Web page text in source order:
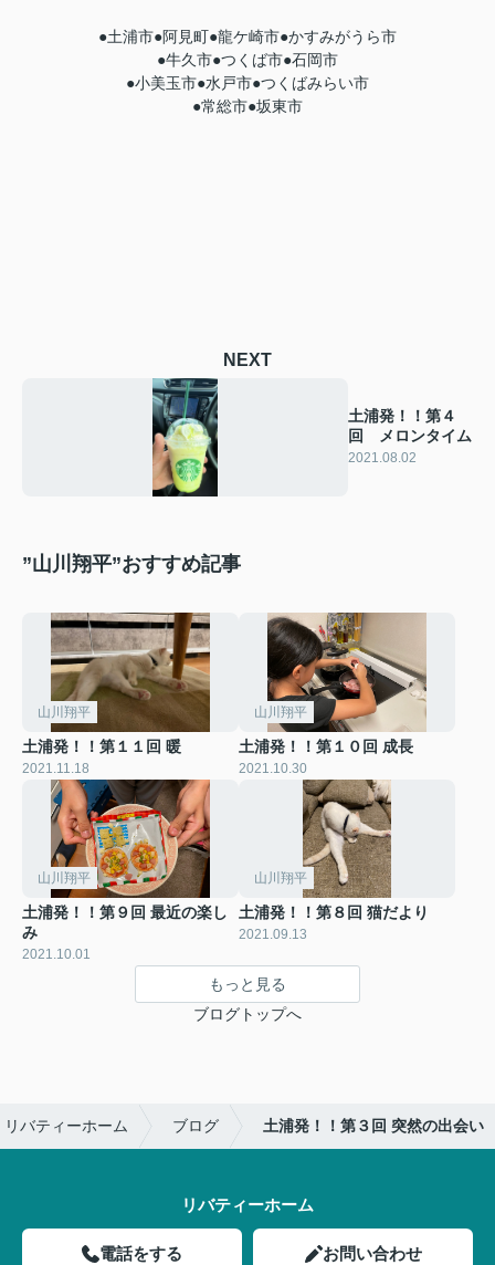
●土浦市●阿見町●龍ケ崎市●かすみがうら市
●牛久市●つくば市●石岡市
●小美玉市●水戸市●つくばみらい市
●常総市●坂東市
NEXT
土浦発！！第４
回 メロンタイム
2021.08.02
”山川翔平”おすすめ記事
山川翔平
土浦発！！第１１回 暖
2021.11.18
山川翔平
土浦発！！第１０回 成長
2021.10.30
山川翔平
土浦発！！第９回 最近の楽し
み
2021.10.01
山川翔平
土浦発！！第８回 猫だより
2021.09.13
もっと見る
ブログトップへ
バティーホーム ブログ 土浦発！！第３回 突然の出会い
リバティーホーム
電話をする お問い合わせ